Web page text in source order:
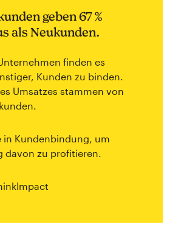
geben 67 %
als Neukunden.
finden es
Kunden zu binden.
Umsatzes stammen von
in Kundenbindung, um
davon zu profitieren.